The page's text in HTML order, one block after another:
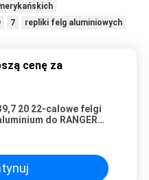
7 repliki felg aluminiowych
cenę za
20 22-calowe felgi
do RANGER